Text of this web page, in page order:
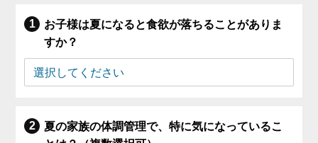
お子様は夏になると食欲が落ちることがありま
すか？
夏の家族の体調管理で、特に気になっているこ